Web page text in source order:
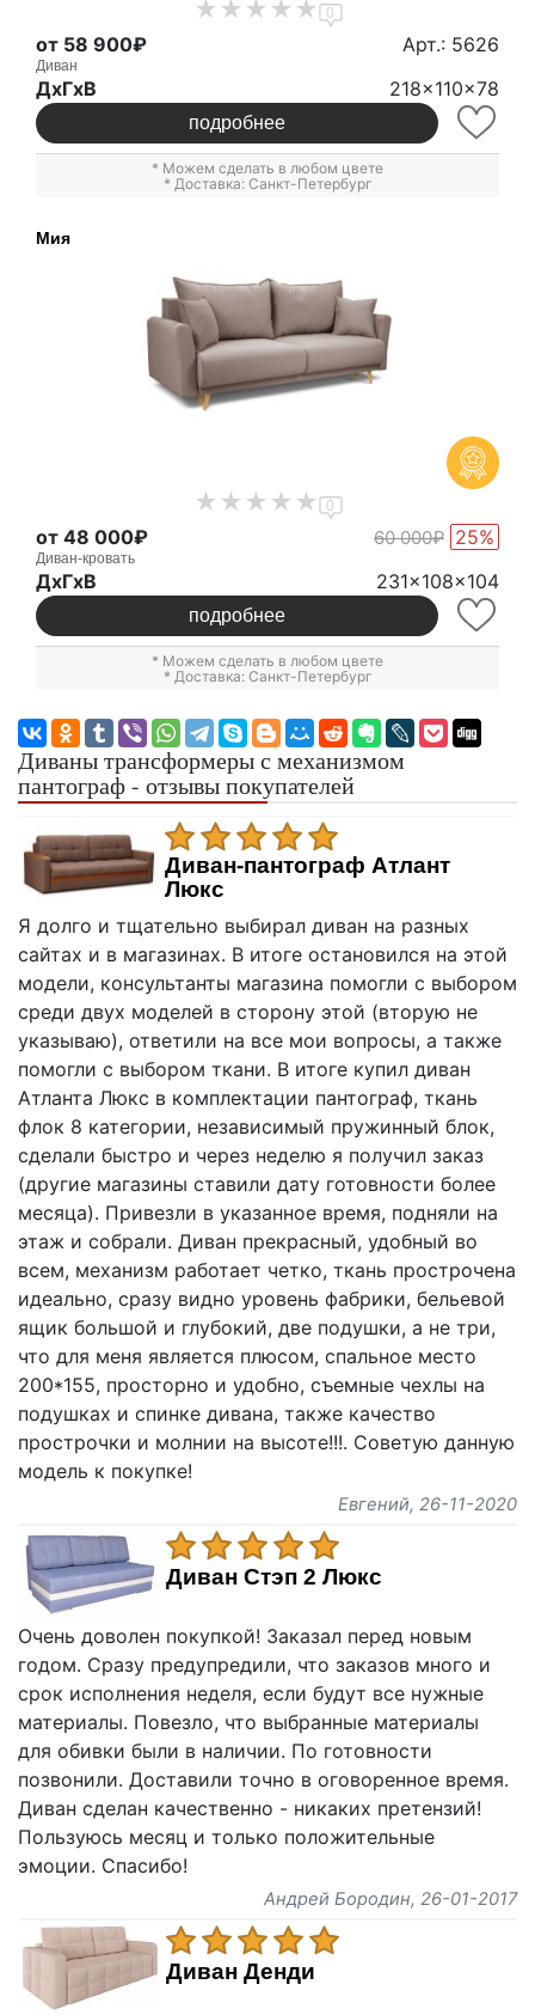
0
от 58 900₽ Арт.: 5626
Диван
ДxГxВ 218x110x78
подробнее
* Можем сделать в любом цвете
* Доставка: Санкт-Петербург
Мия
0
от 48 000₽ 60 000₽ 25%
Диван-кровать
ДxГxВ 231x108x104
подробнее
* Можем сделать в любом цвете
* Доставка: Санкт-Петербург
Диваны трансформеры с механизмом
пантограф - отзывы покупателей
Диван-пантограф Атлант
Люкс
Я долго и тщательно выбирал диван на разных
сайтах и в магазинах. В итоге остановился на этой
модели, консультанты магазина помогли с выбором
среди двух моделей в сторону этой (вторую не
указываю), ответили на все мои вопросы, а также
помогли с выбором ткани. В итоге купил диван
Атланта Люкс в комплектации пантограф, ткань
флок 8 категории, независимый пружинный блок,
сделали быстро и через неделю я получил заказ
(другие магазины ставили дату готовности более
месяца). Привезли в указанное время, подняли на
этаж и собрали. Диван прекрасный, удобный во
всем, механизм работает четко, ткань прострочена
идеально, сразу видно уровень фабрики, бельевой
ящик большой и глубокий, две подушки, а не три,
что для меня является плюсом, спальное место
200*155, просторно и удобно, съемные чехлы на
подушках и спинке дивана, также качество
прострочки и молнии на высоте!!!. Советую данную
модель к покупке!
Евгений, 26-11-2020
Диван Стэп 2 Люкс
Очень доволен покупкой! Заказал перед новым
годом. Сразу предупредили, что заказов много и
срок исполнения неделя, если будут все нужные
материалы. Повезло, что выбранные материалы
для обивки были в наличии. По готовности
позвонили. Доставили точно в оговоренное время.
Диван сделан качественно - никаких претензий!
Пользуюсь месяц и только положительные
эмоции. Спасибо!
Андрей Бородин, 26-01-2017
Диван Денди